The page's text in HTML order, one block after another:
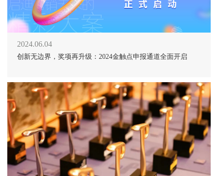
2024.06.04
创新无边界，奖项再升级：2024金触点申报通道全面开启